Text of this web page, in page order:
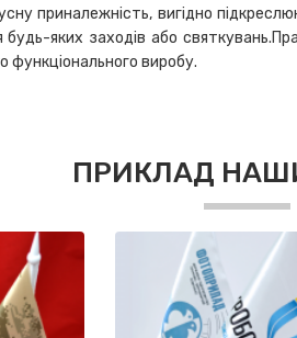
приналежність, вигідно
яких заходів або
функціонального виробу.
ПРИКЛАД